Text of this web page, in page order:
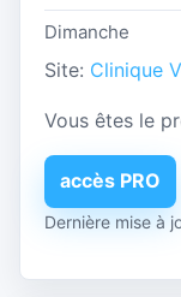
Dimanche
Site: Clinique
Vous êtes le
accès PRO
Dernière mise à